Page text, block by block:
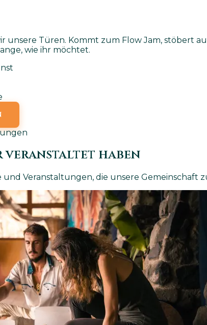
unsere Türen. Kommt zum Flow Jam, stöbert
wie ihr möchtet.
veranstaltet haben
und Veranstaltungen, die unsere Gemeinschaft